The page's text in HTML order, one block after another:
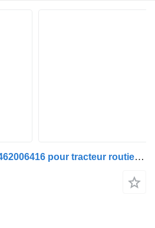
Boîtier de direction 81462006416 pour tracteur routier MAN TG-A 2000>2007